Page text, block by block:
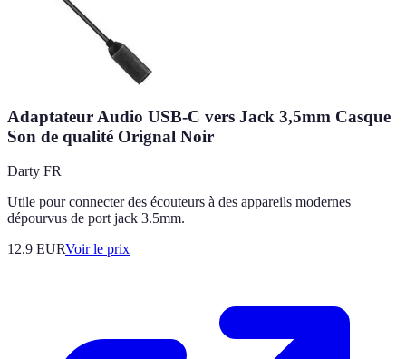
Adaptateur Audio USB-C vers Jack 3,5mm Casque
Son de qualité Orignal Noir
Darty FR
Utile pour connecter des écouteurs à des appareils modernes
dépourvus de port jack 3.5mm.
12.9 EURVoir le prix